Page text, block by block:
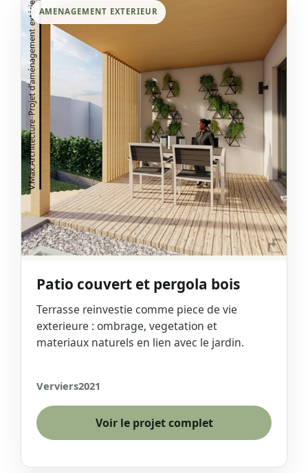
AMENAGEMENT EXTERIEUR
Patio couvert et pergola bois
Terrasse reinvestie comme piece de vie
exterieure : ombrage, vegetation et
materiaux naturels en lien avec le jardin.
Verviers2021
Voir le projet complet